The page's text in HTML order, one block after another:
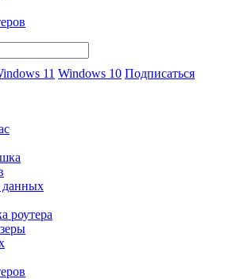
11 Windows 10 Подписаться
данных
роутера